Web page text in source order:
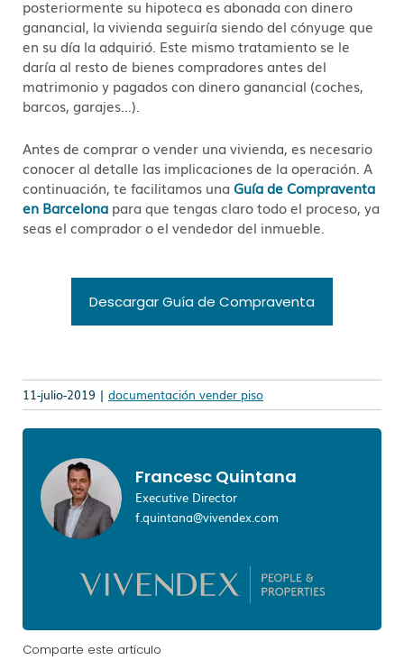
posteriormente su hipoteca es abonada con dinero
ganancial, la vivienda seguiría siendo del cónyuge que
en su día la adquirió. Este mismo tratamiento se le
daría al resto de bienes compradores antes del
matrimonio y pagados con dinero ganancial (coches,
barcos, garajes…).
Antes de comprar o vender una vivienda, es necesario
conocer al detalle las implicaciones de la operación. A
continuación, te facilitamos una Guía de Compraventa
en Barcelona para que tengas claro todo el proceso, ya
seas el comprador o el vendedor del inmueble.
Descargar Guía de Compraventa
11-julio-2019 | documentación vender piso
Francesc Quintana
Executive Director
f.quintana@vivendex.com
Comparte este artículo